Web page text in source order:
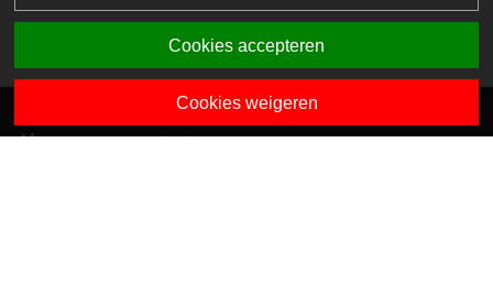
Algemene contactgegevens
Cookies accepteren
Cookies weigeren